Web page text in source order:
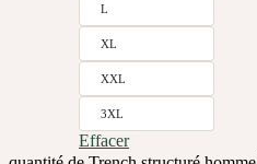
L
XL
XXL
3XL
Effacer